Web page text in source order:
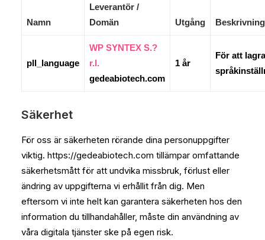
Namn
Leverantör /
Domän
Utgång Beskrivning
pll_language
WP SYNTEX S.?
r.l.
gedeabiotech.com
1 år
För att lagra
Säkerhet
För oss är säkerheten rörande dina personuppgifter
viktig. https://gedeabiotech.com tillämpar omfattande
säkerhetsmått för att undvika missbruk, förlust eller
ändring av uppgifterna vi erhållit från dig. Men
eftersom vi inte helt kan garantera säkerheten hos den
information du tillhandahåller, måste din användning av
våra digitala tjänster ske på egen risk.